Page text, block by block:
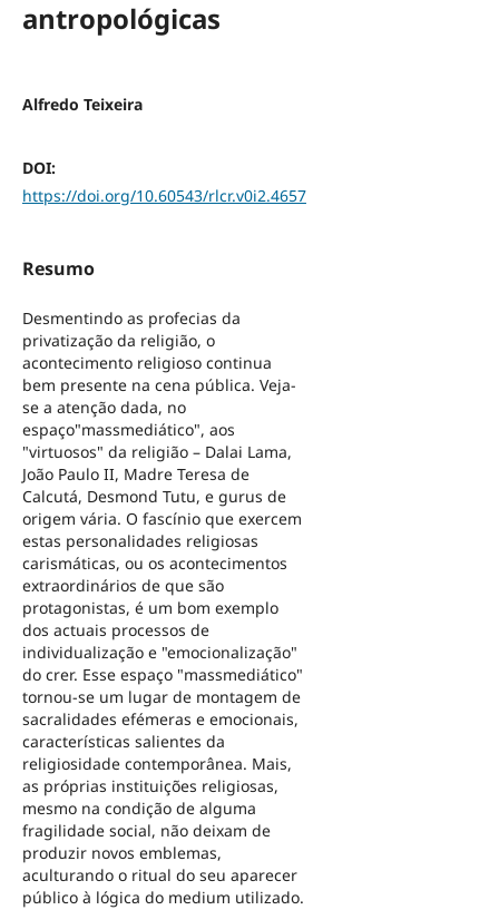
antropológicas
Alfredo Teixeira
DOI:
https://doi.org/10.60543/rlcr.v0i2.4657
Resumo
Desmentindo as profecias da
privatização da religião, o
acontecimento religioso continua
bem presente na cena pública. Veja-
se a atenção dada, no
espaço"massmediático", aos
"virtuosos" da religião – Dalai Lama,
João Paulo II, Madre Teresa de
Calcutá, Desmond Tutu, e gurus de
origem vária. O fascínio que exercem
estas personalidades religiosas
carismáticas, ou os acontecimentos
extraordinários de que são
protagonistas, é um bom exemplo
dos actuais processos de
individualização e "emocionalização"
do crer. Esse espaço "massmediático"
tornou-se um lugar de montagem de
sacralidades efémeras e emocionais,
características salientes da
religiosidade contemporânea. Mais,
as próprias instituições religiosas,
mesmo na condição de alguma
fragilidade social, não deixam de
produzir novos emblemas,
aculturando o ritual do seu aparecer
público à lógica do medium utilizado.